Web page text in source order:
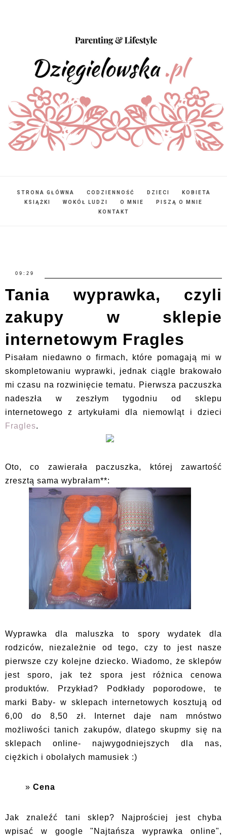
STRONA GŁÓWNA CODZIENNOŚĆ DZIECI
KOBIETA
KSIĄŻKI
WOKÓŁ LUDZI O MNIE
PISZĄ O MNIE
KONTAKT
09:29
Tania wyprawka, czyli
zakupy w sklepie
internetowym Fragles
Pisałam niedawno o firmach, które pomagają mi w
skompletowaniu wyprawki, jednak ciągle brakowało
mi czasu na rozwinięcie tematu. Pierwsza paczuszka
nadeszła w zeszłym tygodniu od sklepu
internetowego z artykułami dla niemowląt i dzieci
Fragles.
Oto, co zawierała paczuszka, której zawartość
zresztą sama wybrałam**:
Wyprawka dla maluszka to spory wydatek dla
rodziców, niezależnie od tego, czy to jest nasze
pierwsze czy kolejne dziecko. Wiadomo, że sklepów
jest sporo, jak też spora jest różnica cenowa
produktów. Przykład? Podkłady poporodowe, te
marki Baby- w sklepach internetowych kosztują od
6,00 do 8,50 zł. Internet daje nam mnóstwo
możliwości tanich zakupów, dlatego skupmy się na
sklepach online- najwygodniejszych dla nas,
ciężkich i obolałych mamusiek :)
Cena
Jak znaleźć tani sklep? Najprościej jest chyba
wpisać w google "Najtańsza wyprawka online",